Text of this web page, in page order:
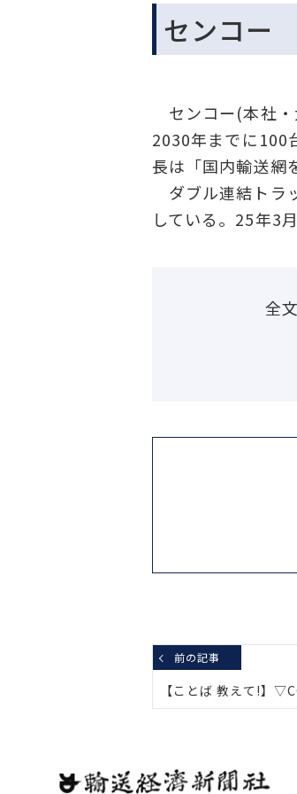
センコー
センコー(本社・
2030年までに100
長は「国内輸送網
ダブル連結トラ
している。25年3
全
前の記事
【ことば 教えて!】